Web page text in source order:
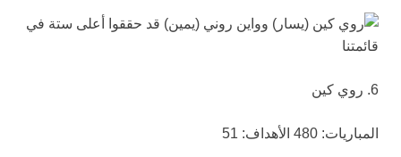
6. روي كين
المباريات: 480 الأهداف: 51